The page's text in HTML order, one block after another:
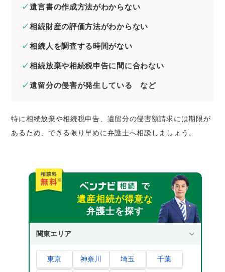
遺言書の作成方法がわからない
相続財産の評価方法がわからない
相続人を調査する時間がない
相続放棄や相続税申告に間に合わない
遺留分の侵害が発生している など
特に相続放棄や相続税申告、遺留分の侵害額請求には期限が
あるため、できる限り早めに弁護士へ相談しましょう。
遺産相続が得意な
弁護士を探す
関東エリア
東京 神奈川 埼玉 千葉